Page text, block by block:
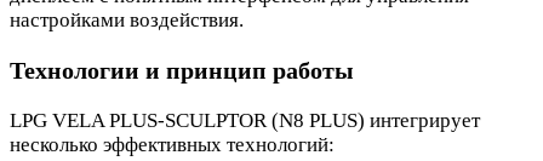
настройками воздействия.
Технологии и принцип работы
LPG VELA PLUS-SCULPTOR (N8 PLUS) интегрирует
несколько эффективных технологий: